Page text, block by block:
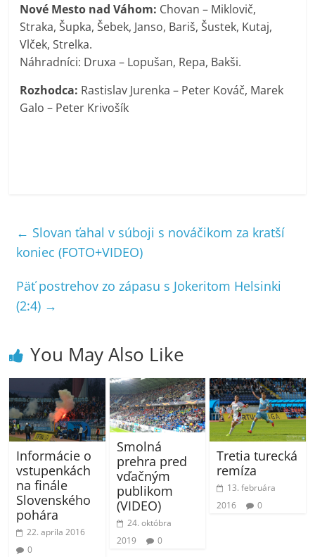
Nové Mesto nad Váhom: Chovan – Miklovič,
Straka, Šupka, Šebek, Janso, Bariš, Šustek, Kutaj,
Vlček, Strelka.
Náhradníci: Druxa – Lopušan, Repa, Bakši.
Rozhodca: Rastislav Jurenka – Peter Kováč, Marek
Galo – Peter Krivošík
← Slovan ťahal v súboji s nováčikom za kratší
koniec (FOTO+VIDEO)
Päť postrehov zo zápasu s Jokeritom Helsinki
(2:4) →
You May Also Like
Informácie o
vstupenkách
na finále
Slovenského
pohára
22. apríla 2016
0
Smolná
prehra pred
vďačným
publikom
(VIDEO)
24. októbra
2019
0
Tretia turecká
remíza
13. februára
2016
0